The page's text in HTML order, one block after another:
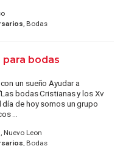
, Bodas
para bodas
un sueño Ayudar a
bodas Cristianas y los Xv
día de hoy somos un grupo
...
Nuevo Leon
, Bodas